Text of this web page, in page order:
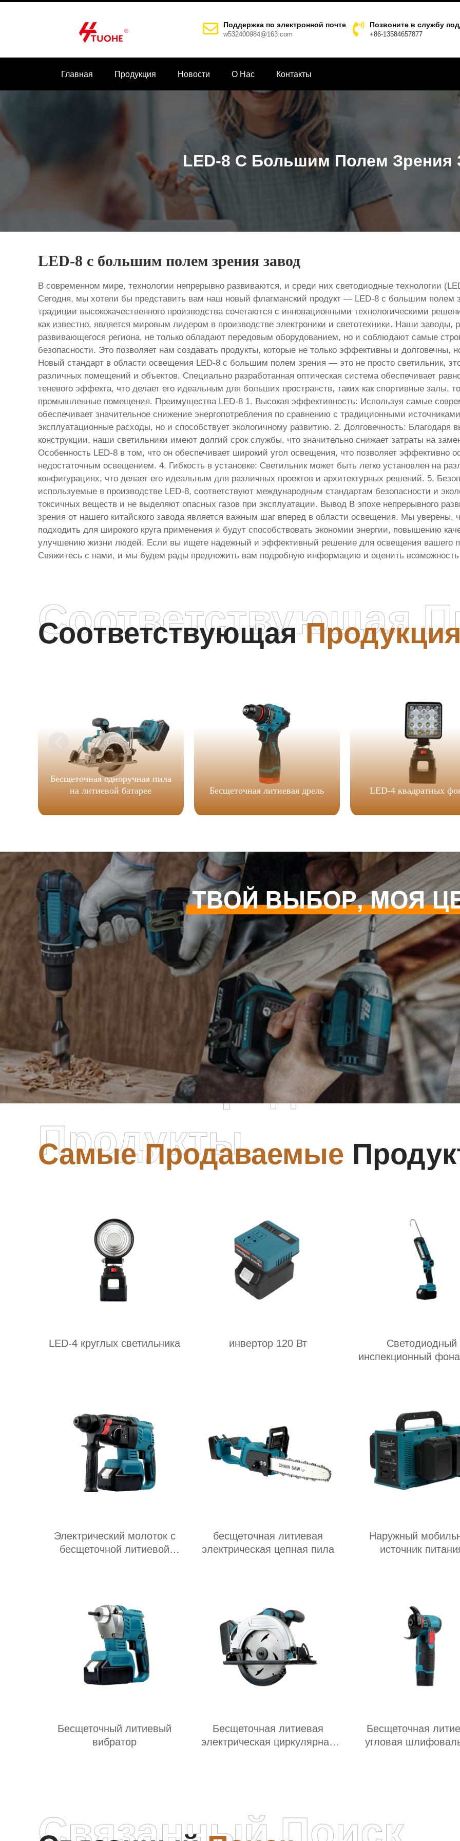
Поддержка по электронной почте
w532400984@163.com
Позвоните в службу
+86-13584657877
Главная Продукция Новости О Hас Контакты
LED-8 С Большим Полем Зрения
LED-8 с большим полем зрения завод
В современном мире, технологии непрерывно развиваются, и среди них светодиодные технологии
Сегодня, мы хотели бы представить вам наш новый флагманский продукт — LED-8 с большим полем
традиции высококачественного производства сочетаются с инновационными технологическими
как известно, является мировым лидером в производстве электроники и светотехники. Наши заводы,
развивающегося региона, не только обладают передовым оборудованием, но и соблюдают самые
безопасности. Это позволяет нам создавать продукты, которые не только эффективны и
Новый стандарт в области освещения LED-8 с большим полем зрения — это не просто светильник,
различных помещений и объектов. Специально разработанная оптическая система обеспечивает
теневого эффекта, что делает его идеальным для больших пространств, таких как спортивные залы,
промышленные помещения. Преимущества LED-8 1. Высокая эффективность: Используя самые
обеспечивает значительное снижение энергопотребления по сравнению с традиционными
эксплуатационные расходы, но и способствует экологичному развитию. 2. Долговечность: Благодаря
конструкции, наши светильники имеют долгий срок службы, что значительно снижает затраты на
Особенность LED-8 в том, что он обеспечивает широкий угол освещения, что позволяет эффективно
недостаточным освещением. 4. Гибкость в установке: Светильник может быть легко установлен на
конфигурациях, что делает его идеальным для различных проектов и архитектурных решений. 5.
используемые в производстве LED-8, соответствуют международным стандартам безопасности и
токсичных веществ и не выделяют опасных газов при эксплуатации. Вывод В эпохе непрерывного
зрения от нашего китайского завода является важным шаг вперед в области освещения. Мы уверены,
подходить для широкого круга применения и будут способствовать экономии энергии, повышению
улучшению жизни людей. Если вы ищете надежный и эффективный решение для освещения вашего
Свяжитесь с нами, и мы будем рады предложить вам подробную информацию и оценить возможность
Соответствующая
Соответствующая
Бесщеточная одноручная пила
на литиевой батарее
Бесщеточная литиевая дрель LED-4 квадратных
Самые Продаваемые
Самые
Продукты
LED-4 круглых светильника инвертор 120 Вт
Светодиодный
инспекционный
Электрический молоток с
бесщеточной литиевой
бесщеточная литиевая
электрическая цепная пила
Наружный
источник
Бесщеточный литиевый
вибратор
Бесщеточная литиевая
электрическая циркулярная
Бесщеточная
угловая